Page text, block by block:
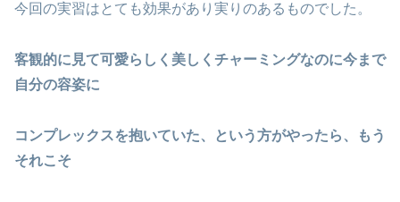
今回の実習はとても効果があり実りのあるものでした。
客観的に見て可愛らしく美しくチャーミングなのに今まで
自分の容姿に
コンプレックスを抱いていた、という方がやったら、もう
それこそ